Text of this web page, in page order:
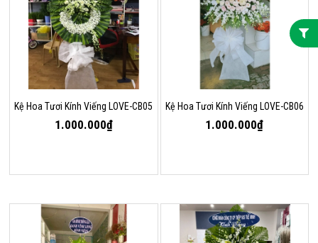
Kệ Hoa Tươi Kính Viếng LOVE-CB05
1.000.000₫
Kệ Hoa Tươi Kính Viếng LOVE-CB06
1.000.000₫